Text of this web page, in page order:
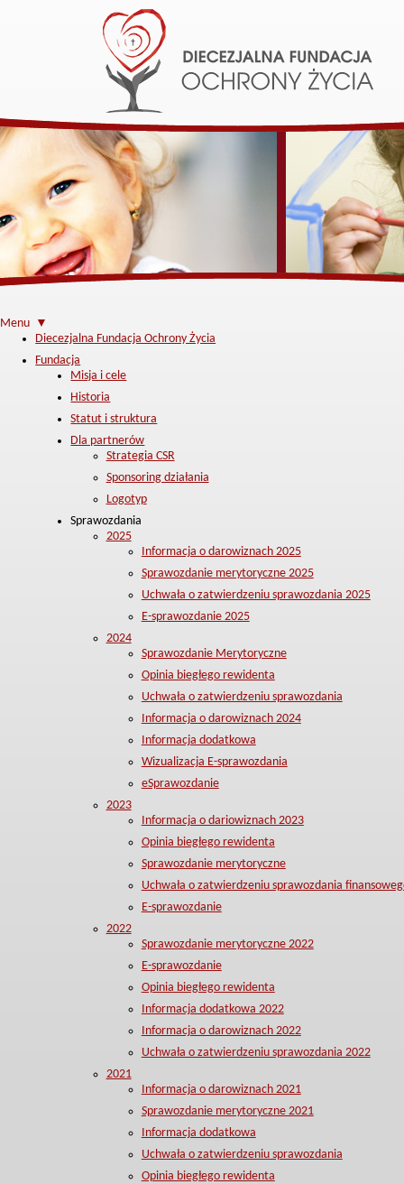
Menu ▼
Diecezjalna Fundacja Ochrony Życia
Fundacja
Misja i cele
Historia
Statut i struktura
Dla partnerów
Strategia CSR
Sponsoring działania
Logotyp
Sprawozdania
2025
Informacja o darowiznach 2025
Sprawozdanie merytoryczne 2025
Uchwała o zatwierdzeniu sprawozdania 2025
E-sprawozdanie 2025
2024
Sprawozdanie Merytoryczne
Opinia biegłego rewidenta
Uchwała o zatwierdzeniu sprawozdania
Informacja o darowiznach 2024
Informacja dodatkowa
Wizualizacja E-sprawozdania
eSprawozdanie
2023
Informacja o dariowiznach 2023
Opinia biegłego rewidenta
Sprawozdanie merytoryczne
Uchwała o zatwierdzeniu sprawozdania
E-sprawozdanie
2022
Sprawozdanie merytoryczne 2022
E-sprawozdanie
Opinia biegłego rewidenta
Informacja dodatkowa 2022
Informacja o darowiznach 2022
Uchwała o zatwierdzeniu sprawozdania 2022
2021
Informacja o darowiznach 2021
Sprawozdanie merytoryczne 2021
Informacja dodatkowa
Uchwała o zatwierdzeniu sprawozdania
Opinia biegłego rewidenta